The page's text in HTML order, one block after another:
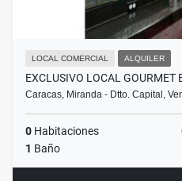
LOCAL COMERCIAL ALQUILER
EXCLUSIVO LOCAL GOURMET
Caracas, Miranda - Dtto. Capital,
0 Habitaciones
1 Baño